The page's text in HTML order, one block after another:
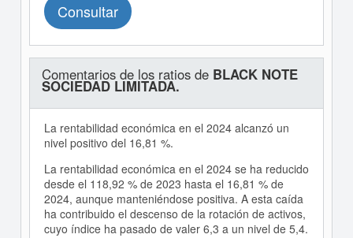
Consultar
Comentarios de los ratios de BLACK NOTE
SOCIEDAD LIMITADA.
La rentabilidad económica en el 2024 alcanzó un
nivel positivo del 16,81 %.
La rentabilidad económica en el 2024 se ha reducido
desde el 118,92 % de 2023 hasta el 16,81 % de
2024, aunque manteniéndose positiva. A esta caída
ha contribuido el descenso de la rotación de activos,
cuyo índice ha pasado de valer 6,3 a un nivel de 5,4.